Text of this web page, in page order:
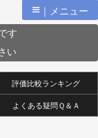
≡ ｜メニュー
す
い
評価比較ランキング
よくある疑問Ｑ＆Ａ